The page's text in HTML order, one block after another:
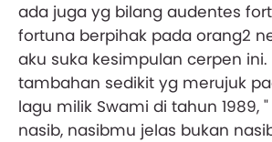
ada juga yg bilang audentes
fortuna berpihak pada orang2
aku suka kesimpulan cerpen
tambahan sedikit yg merujuk
lagu milik Swami di tahun 1989, "
nasib, nasibmu jelas bukan